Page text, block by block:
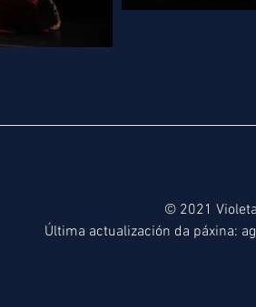
© 2021
Última actualización da páxina: